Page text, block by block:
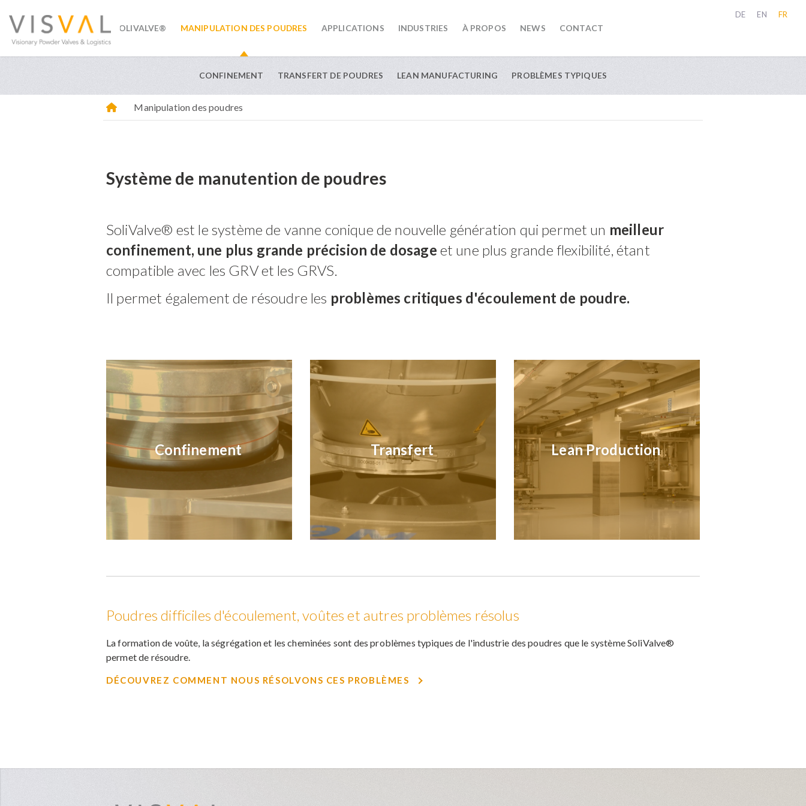
DE EN FR
SOLIVALVE® MANIPULATION DES POUDRES APPLICATIONS INDUSTRIES À PROPOS NEWS CONTACT
CONFINEMENT TRANSFERT DE POUDRES LEAN MANUFACTURING PROBLÈMES TYPIQUES
Manipulation des poudres
Système de manutention de poudres
SoliValve® est le système de vanne conique de nouvelle génération qui permet un meilleur
confinement, une plus grande précision de dosage et une plus grande flexibilité, étant
compatible avec les GRV et les GRVS.
Il permet également de résoudre les problèmes critiques d'écoulement de poudre.
Confinement Transfert Lean Production
Poudres difficiles d'écoulement, voûtes et autres problèmes résolus
La formation de voûte, la ségrégation et les cheminées sont des problèmes typiques de l'industrie des poudres que le système SoliValve®
permet de résoudre.
DÉCOUVREZ COMMENT NOUS RÉSOLVONS CES PROBLÈMES